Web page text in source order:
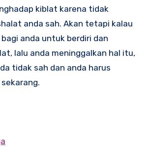
kiblat karena tidak
anda sah. Akan tetapi kalau
anda untuk berdiri dan
lalu anda meninggalkan hal itu,
tidak sah dan anda harus